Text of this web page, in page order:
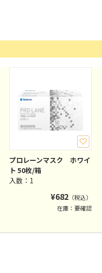
プロレーンマスク ホワイ
ト 50枚/箱
入数：1
¥682 （税込）
在庫：要確認